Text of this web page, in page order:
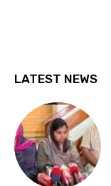
LATEST NEWS